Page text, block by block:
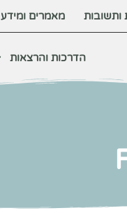
ותשובות מאמרים ומידע
הדרכות והרצאות